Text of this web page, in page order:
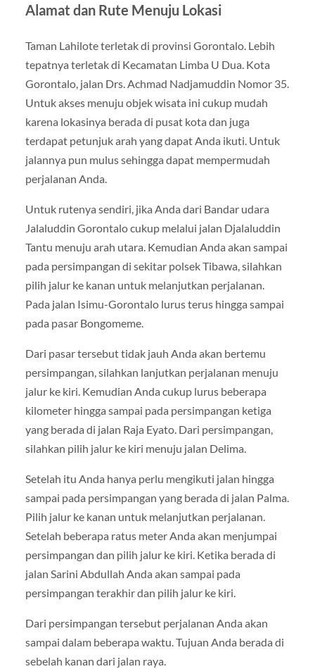
Alamat dan Rute Menuju Lokasi
Taman Lahilote terletak di provinsi Gorontalo. Lebih
tepatnya terletak di Kecamatan Limba U Dua. Kota
Gorontalo, jalan Drs. Achmad Nadjamuddin Nomor 35.
Untuk akses menuju objek wisata ini cukup mudah
karena lokasinya berada di pusat kota dan juga
terdapat petunjuk arah yang dapat Anda ikuti. Untuk
jalannya pun mulus sehingga dapat mempermudah
perjalanan Anda.
Untuk rutenya sendiri, jika Anda dari Bandar udara
Jalaluddin Gorontalo cukup melalui jalan Djalaluddin
Tantu menuju arah utara. Kemudian Anda akan sampai
pada persimpangan di sekitar polsek Tibawa, silahkan
pilih jalur ke kanan untuk melanjutkan perjalanan.
Pada jalan Isimu-Gorontalo lurus terus hingga sampai
pada pasar Bongomeme.
Dari pasar tersebut tidak jauh Anda akan bertemu
persimpangan, silahkan lanjutkan perjalanan menuju
jalur ke kiri. Kemudian Anda cukup lurus beberapa
kilometer hingga sampai pada persimpangan ketiga
yang berada di jalan Raja Eyato. Dari persimpangan,
silahkan pilih jalur ke kiri menuju jalan Delima.
Setelah itu Anda hanya perlu mengikuti jalan hingga
sampai pada persimpangan yang berada di jalan Palma.
Pilih jalur ke kanan untuk melanjutkan perjalanan.
Setelah beberapa ratus meter Anda akan menjumpai
persimpangan dan pilih jalur ke kiri. Ketika berada di
jalan Sarini Abdullah Anda akan sampai pada
persimpangan terakhir dan pilih jalur ke kiri.
Dari persimpangan tersebut perjalanan Anda akan
sampai dalam beberapa waktu. Tujuan Anda berada di
sebelah kanan dari jalan raya.